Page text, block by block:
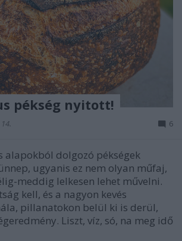
pékség nyitott!
6
alapokból dolgozó pékségek
ugyanis ez nem olyan műfaj,
meddig lelkesen lehet művelni.
kell, és a nagyon kevés
pillanatokon belül ki is derül,
Liszt, víz, só, na meg idő